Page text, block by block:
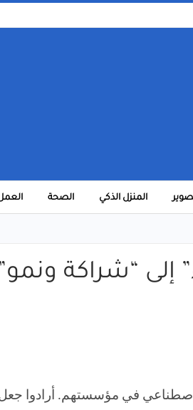
المنزل الذكي الصحة
إلى “شراكة ونمو”
في مؤسستهم. أرادوا جعل